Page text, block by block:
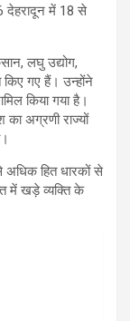
देहरादून में 18 से
लघु उद्योग,
किए गए हैं। उन्होंने
किया गया है।
अग्रणी राज्यों
हित धारकों से
में खड़े व्यक्ति के